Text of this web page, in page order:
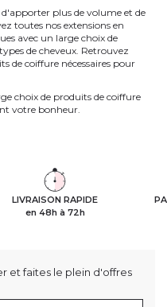
plus de volume et de
toutes nos extensions en
avec un large choix de
de cheveux. Retrouvez
de coiffure nécessaires pour
choix de produits de coiffure
votre bonheur.
LIVRAISON RAPIDE
en 48h à 72h
et faites le plein d'offres